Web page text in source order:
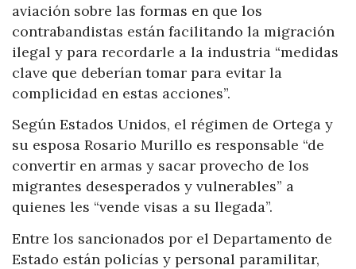
aviación sobre las formas en que los
contrabandistas están facilitando la migración
ilegal y para recordarle a la industria “medidas
clave que deberían tomar para evitar la
complicidad en estas acciones”.
Según Estados Unidos, el régimen de Ortega y
su esposa Rosario Murillo es responsable “de
convertir en armas y sacar provecho de los
migrantes desesperados y vulnerables” a
quienes les “vende visas a su llegada”.
Entre los sancionados por el Departamento de
Estado están policías y personal paramilitar,